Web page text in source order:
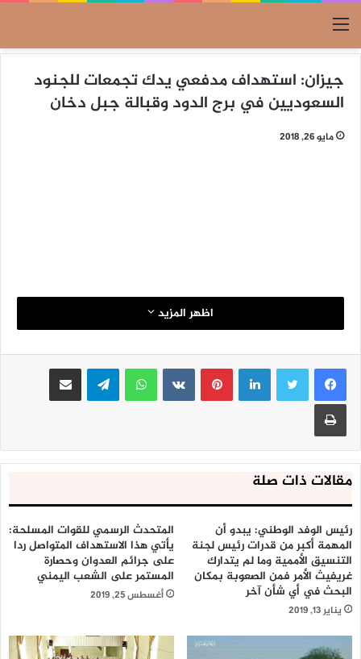
القائمة
جيزان: استهداف مدفعي يدك تجمعات للجنود
السعوديين في برج الدود وقبالة جبل دخان
مايو 26, 2018
اظهر المزيد
لينكدإنبينتيريست واتساب تيلقرام مشاركة عبر البريد
طباعة
مقالات ذات صلة
رئيس الوفد الوطني: يبدو أن
المهمة أكبر من قدرات رئيس لجنة
التنسيق الأممية وما لم يتدارك
غريفيث الأمر فمن الصعوبة بمكان
البحث في أي شأن آخر
يناير 13, 2019
المتحدث الرسمي للقوات المسلحة:
يأتي هذا الاستهداف المتواصل ردا
على جرائم العدوان وحصارة
المستمر على الشعب اليمني
أغسطس 25, 2019